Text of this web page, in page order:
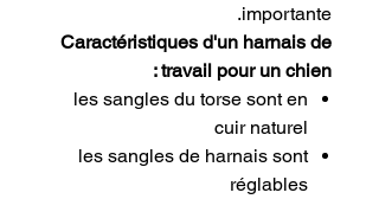
importante.
Caractéristiques d'un harnais de
travail pour un chien :
les sangles du torse sont en
cuir naturel
les sangles de harnais sont
réglables